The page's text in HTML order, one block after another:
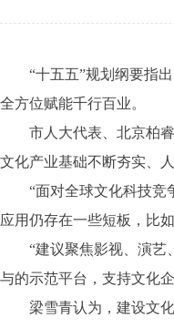
“十五五”规划纲要指出
全方位赋能千行百业。
市人大代表、北京柏睿
文化产业基础不断夯实、
“面对全球文化科技竞争
应用仍存在一些短板，比
“建议聚焦影视、演艺、
与的示范平台，支持文化
梁雪青认为，建设文化